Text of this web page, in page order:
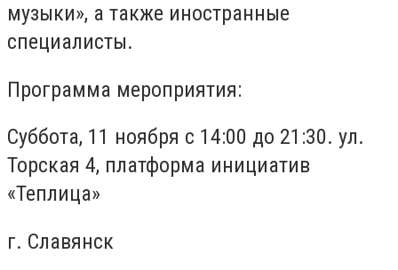
музыки», а также иностранные
специалисты.
Программа мероприятия:
Суббота, 11 ноября с 14:00 до 21:30. ул.
Торская 4, платформа инициатив
«Теплица»
г. Славянск